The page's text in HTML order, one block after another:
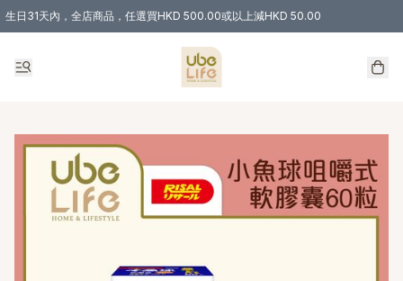
生日31天內，全店商品，任選買HKD 500.00或以上減HKD 50.00
購物滿 HKD 300.00即享免運費優惠！（適用於 特定的送貨方式 )